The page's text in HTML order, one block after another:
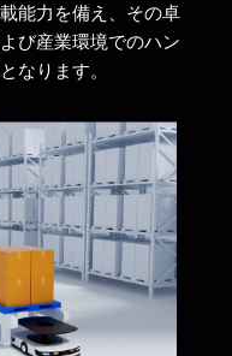
能力を備え、その卓
び産業環境でのハン
なります。